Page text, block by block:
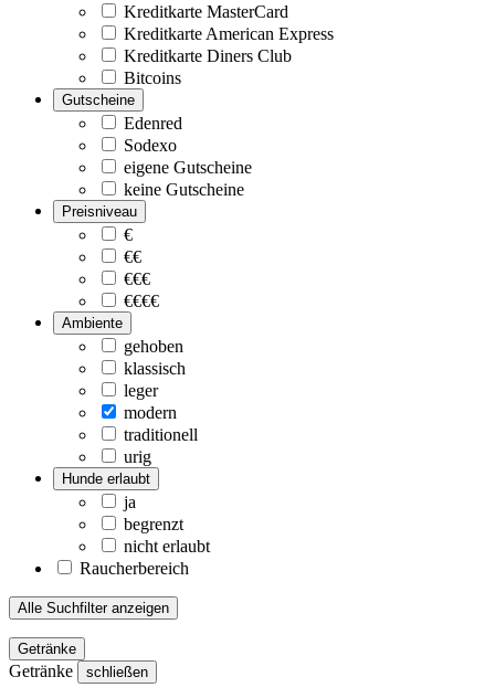
Kreditkarte MasterCard
Kreditkarte American Express
Kreditkarte Diners Club
Bitcoins
Gutscheine
Edenred
Sodexo
eigene Gutscheine
keine Gutscheine
Preisniveau
€
€€
€€€
€€€€
Ambiente
gehoben
klassisch
leger
modern
traditionell
urig
Hunde erlaubt
ja
begrenzt
nicht erlaubt
Raucherbereich
Alle Suchfilter anzeigen
Getränke
Getränke schließen